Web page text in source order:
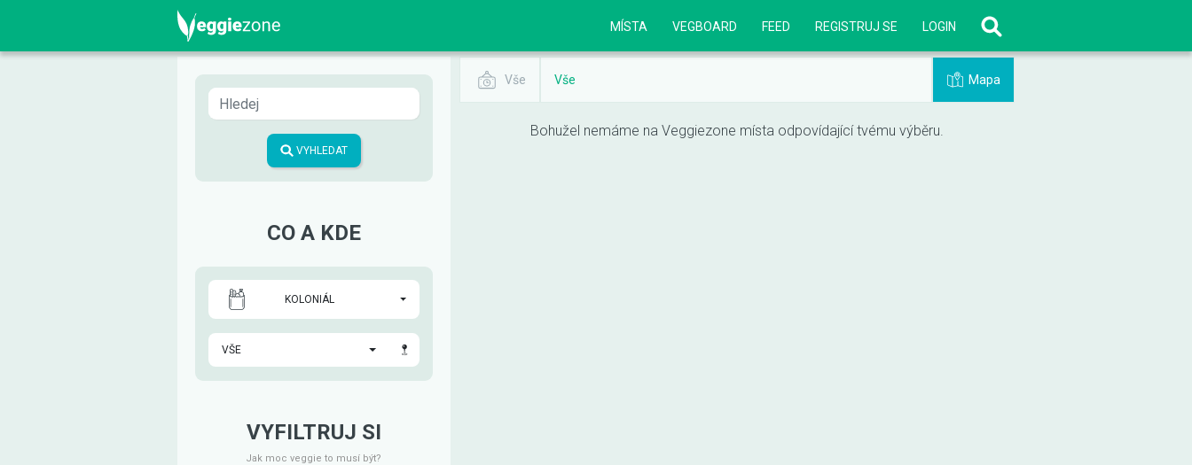
MÍSTA VEGBOARD FEED REGISTRUJ SE LOGIN
VYHLEDAT
CO A KDE
KOLONIÁL
VŠE
VYFILTRUJ SI
Jak moc veggie to musí být?
Vše Vše Mapa
Bohužel nemáme na Veggiezone místa odpovídající tvému výběru.